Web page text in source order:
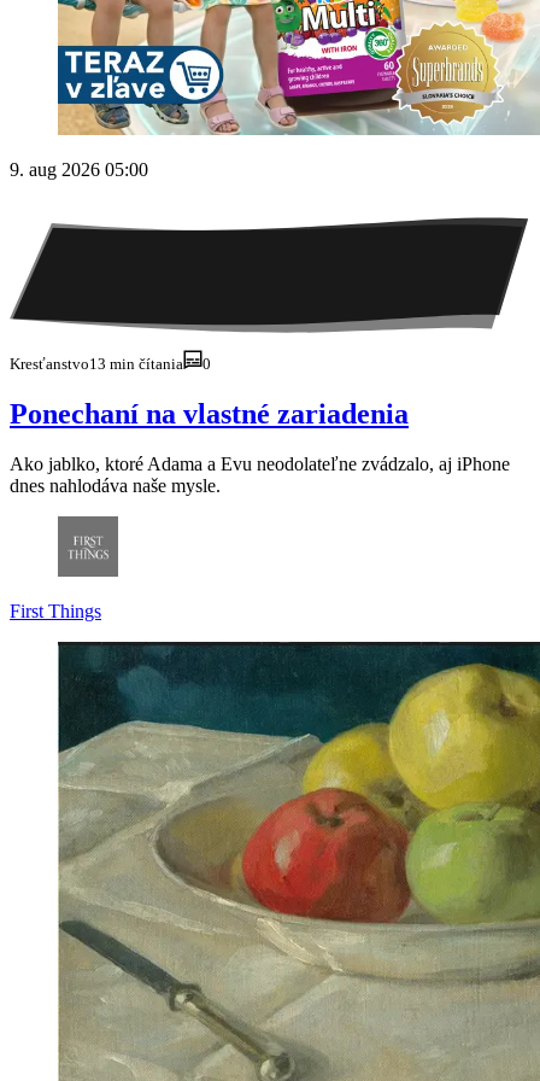
9. aug 2026 05:00
Kresťanstvo13 min čítania 0
Ponechaní na vlastné zariadenia
Ako jablko, ktoré Adama a Evu neodolateľne zvádzalo, aj iPhone
dnes nahlodáva naše mysle.
First Things